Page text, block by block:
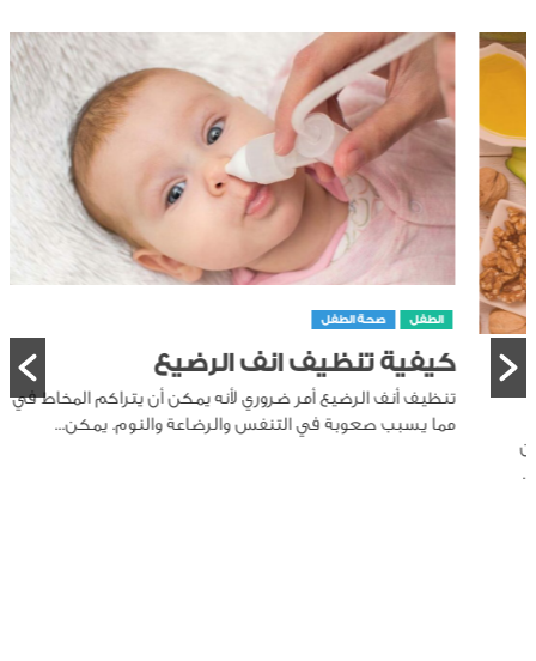
صحة الطفل
كيفية تنظيف انف الرضيع
تنظيف أنف الرضيع أمر ضروري لأنه يمكن أن يتراكم المخاط في أنفه،
مما يسبب صعوبة في التنفس والرضاعة والنوم. يمكن...